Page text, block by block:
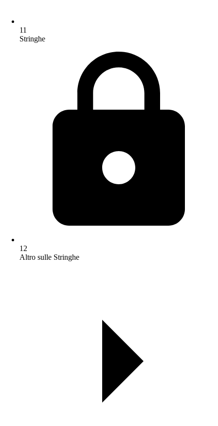
11
Stringhe
12
Altro sulle Stringhe